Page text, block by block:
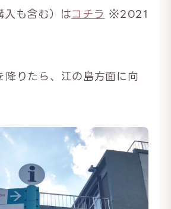
入も含む）はコチラ ※2021
降りたら、江の島方面に向